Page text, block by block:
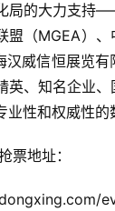
局的大力支持
盟（MGEA）
汉威信恒展览
英、知名企业
性和权威性的
票地址：